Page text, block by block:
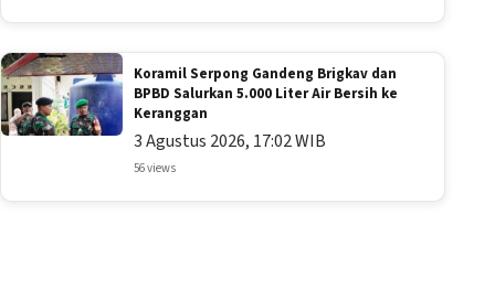
Koramil Serpong Gandeng Brigkav dan
BPBD Salurkan 5.000 Liter Air Bersih ke
Keranggan
3 Agustus 2026, 17:02 WIB
56 views